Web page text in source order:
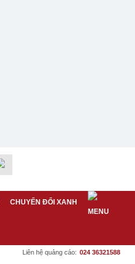
CHUYỂN ĐỔI XANH
Liên hệ quảng cáo: 024 36321588